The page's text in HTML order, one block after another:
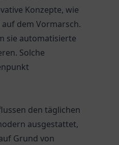
Konzepte, wie
dem Vormarsch.
sie automatisierte
Solche
den täglichen
ausgestattet,
Grund von